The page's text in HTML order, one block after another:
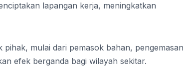
lapangan kerja, meningkatkan
mulai dari pemasok bahan,
efek berganda bagi wilayah sekitar.